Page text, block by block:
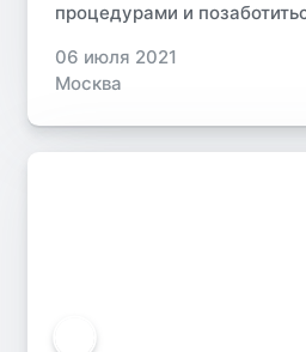
процедурами и
06 июля 2021
Москва